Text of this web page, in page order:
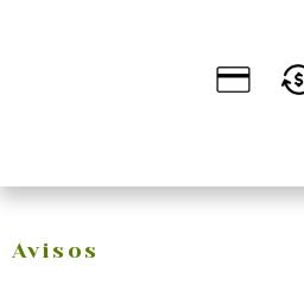
Avisos